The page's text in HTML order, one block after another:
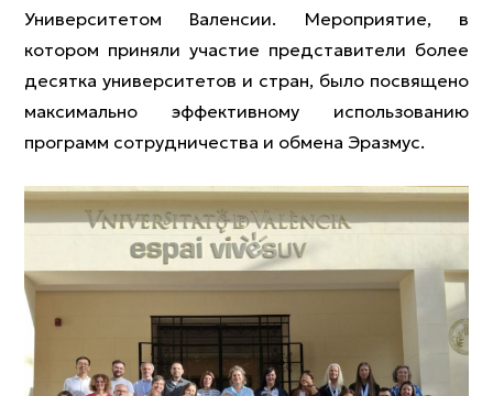
Университетом Валенсии. Мероприятие, в
котором приняли участие представители более
десятка университетов и стран, было посвящено
максимально эффективному использованию
программ сотрудничества и обмена Эразмус.